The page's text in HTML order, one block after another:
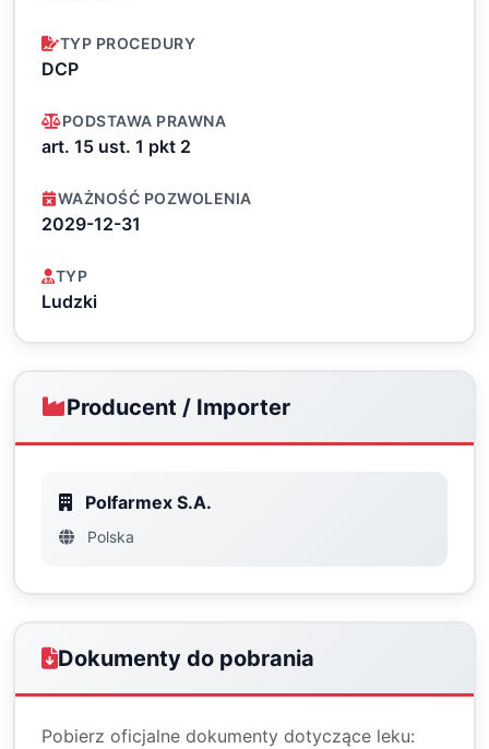
TYP PROCEDURY
DCP
PODSTAWA PRAWNA
art. 15 ust. 1 pkt 2
WAŻNOŚĆ POZWOLENIA
2029-12-31
TYP
Ludzki
Producent / Importer
Polfarmex S.A.
Polska
Dokumenty do pobrania
Pobierz oficjalne dokumenty dotyczące leku: